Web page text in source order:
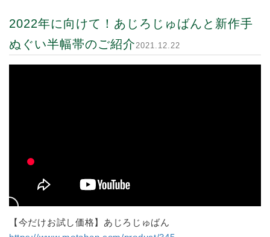
2022年に向けて！あじろじゅばんと新作手
ぬぐい半幅帯のご紹介2021.12.22
【今だけお試し価格】あじろじゅばん